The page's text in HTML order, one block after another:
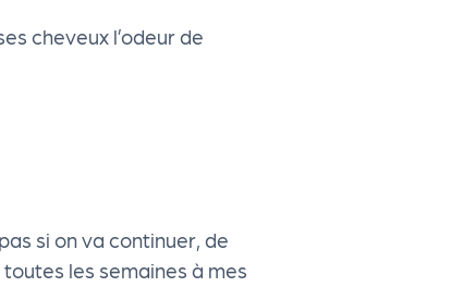
cheveux l’odeur de
si on va continuer, de
les semaines à mes